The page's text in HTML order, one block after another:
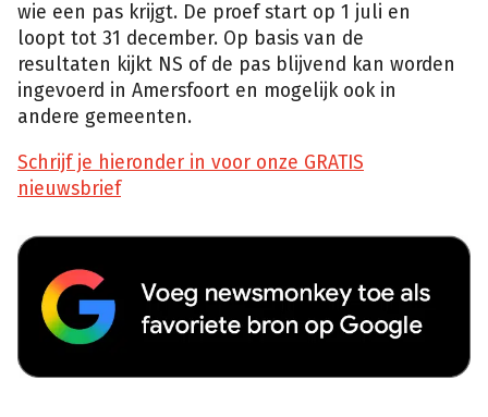
wie een pas krijgt. De proef start op 1 juli en
loopt tot 31 december. Op basis van de
resultaten kijkt NS of de pas blijvend kan worden
ingevoerd in Amersfoort en mogelijk ook in
andere gemeenten.
Schrijf je hieronder in voor onze GRATIS
nieuwsbrief